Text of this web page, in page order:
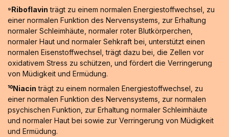
⁹Riboflavin trägt zu einem normalen Energiestoffwechsel, zu
einer normalen Funktion des Nervensystems, zur Erhaltung
normaler Schleimhäute, normaler roter Blutkörperchen,
normaler Haut und normaler Sehkraft bei, unterstützt einen
normalen Eisenstoffwechsel, trägt dazu bei, die Zellen vor
oxidativem Stress zu schützen, und fördert die Verringerung
von Müdigkeit und Ermüdung.
¹⁰Niacin trägt zu einem normalen Energiestoffwechsel, zu
einer normalen Funktion des Nervensystems, zur normalen
psychischen Funktion, zur Erhaltung normaler Schleimhäute
und normaler Haut bei sowie zur Verringerung von Müdigkeit
und Ermüdung.